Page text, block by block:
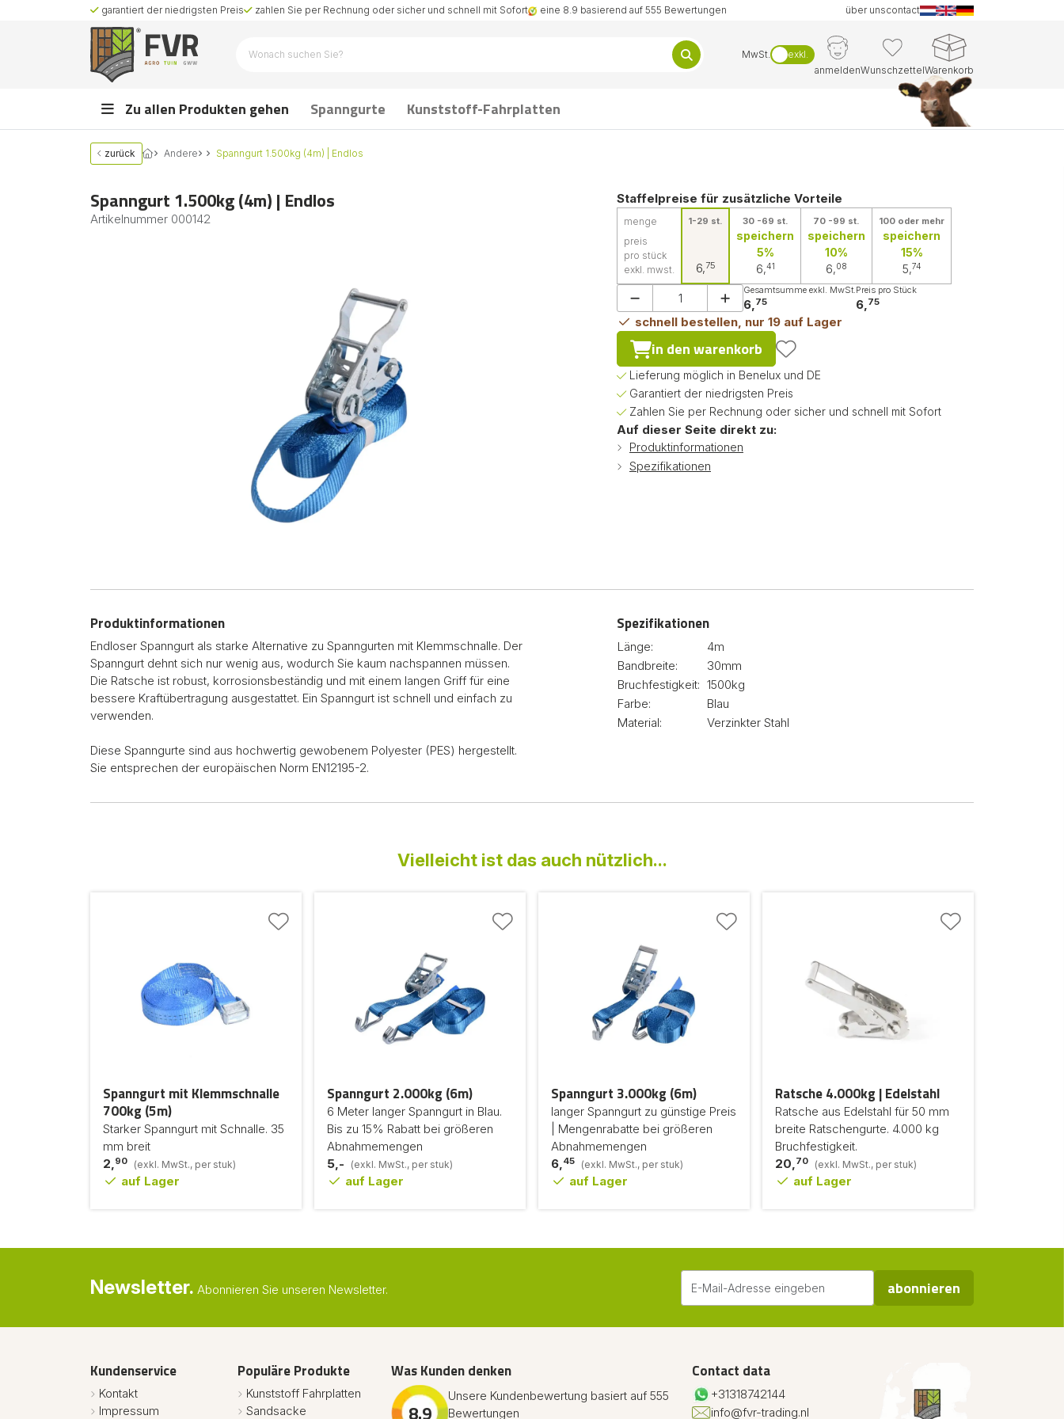
garantiert der niedrigsten Preis zahlen Sie per Rechnung oder sicher und schnell mit Sofort eine 8.9 basierend auf 555 Bewertungen über unscontact
MwSt.
exkl.
anmeldenWunschzettelWarenkorb
Zu allen Produkten gehen Spanngurte Kunststoff-Fahrplatten
zurück Andere Spanngurt 1.500kg (4m) | Endlos
Spanngurt 1.500kg (4m) | Endlos
Artikelnummer 000142
Staffelpreise für zusätzliche Vorteile
menge
preis
pro stück
exkl. mwst.
1-29 st.
6,75
30 -69 st.
speichern
5%
6,41
70 -99 st.
speichern
10%
6,08
100 oder mehr
speichern
15%
5,74
Gesamtsumme exkl. MwSt.
6,75
Preis pro Stück
6,75
schnell bestellen, nur 19 auf Lager
in den warenkorb
Lieferung möglich in Benelux und DE
Garantiert der niedrigsten Preis
Zahlen Sie per Rechnung oder sicher und schnell mit Sofort
Auf dieser Seite direkt zu:
Produktinformationen
Spezifikationen
Produktinformationen
Endloser Spanngurt als starke Alternative zu Spanngurten mit Klemmschnalle. Der
Spanngurt dehnt sich nur wenig aus, wodurch Sie kaum nachspannen müssen.
Die Ratsche ist robust, korrosionsbeständig und mit einem langen Griff für eine
bessere Kraftübertragung ausgestattet. Ein Spanngurt ist schnell und einfach zu
verwenden.
Diese Spanngurte sind aus hochwertig gewobenem Polyester (PES) hergestellt.
Sie entsprechen der europäischen Norm EN12195-2.
Spezifikationen
Länge:
4m
Bandbreite:
30mm
Bruchfestigkeit: 1500kg
Farbe:
Blau
Material:
Verzinkter Stahl
Vielleicht ist das auch nützlich...
Spanngurt mit Klemmschnalle
700kg (5m)
Starker Spanngurt mit Schnalle. 35
mm breit
2,90 (exkl. MwSt., per stuk)
auf Lager
Spanngurt 2.000kg (6m)
6 Meter langer Spanngurt in Blau.
Bis zu 15% Rabatt bei größeren
Abnahmemengen
5,-
(exkl. MwSt., per stuk)
auf Lager
Spanngurt 3.000kg (6m)
langer Spanngurt zu günstige Preis
| Mengenrabatte bei größeren
Abnahmemengen
6,45 (exkl. MwSt., per stuk)
auf Lager
Ratsche 4.000kg | Edelstahl
Ratsche aus Edelstahl für 50 mm
breite Ratschengurte. 4.000 kg
Bruchfestigkeit.
20,70 (exkl. MwSt., per stuk)
auf Lager
Newsletter. Abonnieren Sie unseren Newsletter. abonnieren
Kundenservice
Kontakt
Impressum
Populäre Produkte
Kunststoff Fahrplatten
Sandsacke
Was Kunden denken
8.9
Unsere Kundenbewertung basiert auf 555
Bewertungen
Contact data
+31318742144
info@fvr-trading.nl